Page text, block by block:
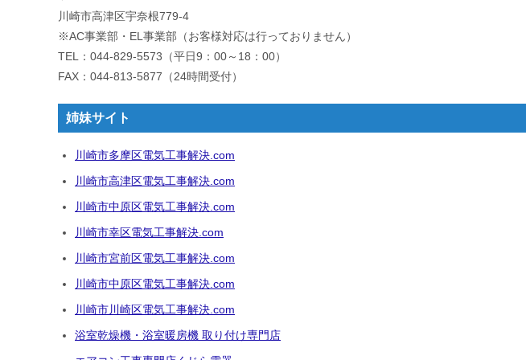
川崎市高津区宇奈根779-4
※AC事業部・EL事業部（お客様対応は行っておりません）
TEL：044-829-5573（平日9：00～18：00）
FAX：044-813-5877（24時間受付）
姉妹サイト
川崎市多摩区電気工事解決.com
川崎市高津区電気工事解決.com
川崎市中原区電気工事解決.com
川崎市幸区電気工事解決.com
川崎市宮前区電気工事解決.com
川崎市中原区電気工事解決.com
川崎市川崎区電気工事解決.com
浴室乾燥機・浴室暖房機 取り付け専門店